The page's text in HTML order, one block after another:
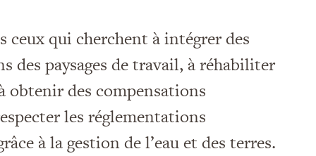
qui cherchent à intégrer des
des paysages de travail, à réhabiliter
obtenir des compensations
les réglementations
à la gestion de l’eau et des terres.